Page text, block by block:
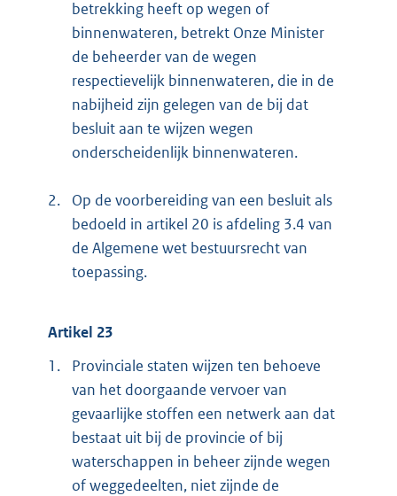
betrekking heeft op wegen of
binnenwateren, betrekt Onze Minister
de beheerder van de wegen
respectievelijk binnenwateren, die in de
nabijheid zijn gelegen van de bij dat
besluit aan te wijzen wegen
onderscheidenlijk binnenwateren.
2.
Op de voorbereiding van een besluit als
bedoeld in artikel 20 is afdeling 3.4 van
de Algemene wet bestuursrecht van
toepassing.
Artikel 23
1.
Provinciale staten wijzen ten behoeve
van het doorgaande vervoer van
gevaarlijke stoffen een netwerk aan dat
bestaat uit bij de provincie of bij
waterschappen in beheer zijnde wegen
of weggedeelten, niet zijnde de